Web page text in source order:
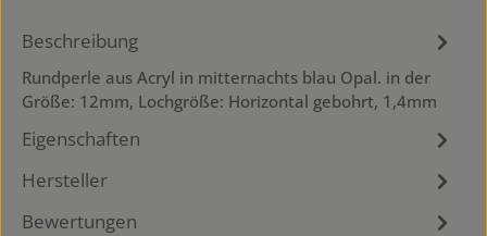
Beschreibung
Rundperle aus Acryl in mitternachts blau Opal. in der
Größe: 12mm, Lochgröße: Horizontal gebohrt, 1,4mm
Eigenschaften
Hersteller
Bewertungen